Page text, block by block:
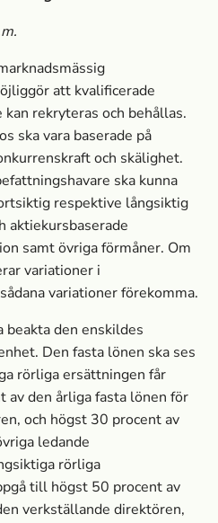
att kvalificerade
rekryteras och behållas.
ska vara baserade på
och skälighet.
ska kunna
respektive långsiktig
aktiekursbaserade
samt övriga förmåner. Om
variationer i
variationer förekomma.
beakta den enskildes
Den fasta lönen ska ses
rörliga ersättningen får
den årliga fasta lönen för
och högst 30 procent av
ledande
rörliga
till högst 50 procent av
verkställande direktören,